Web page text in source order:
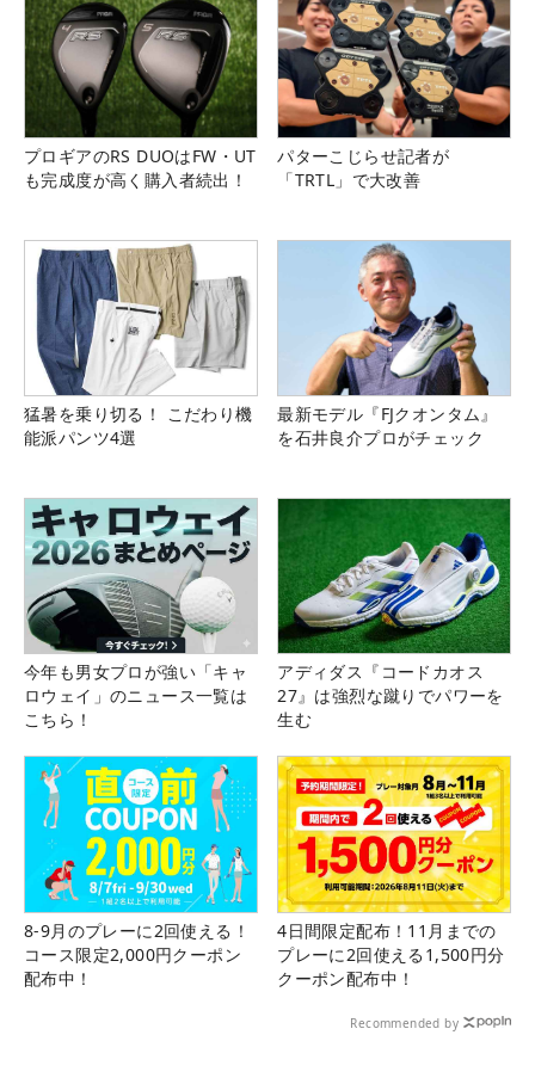
プロギアのRS DUOはFW・UT
も完成度が高く購入者続出！
パターこじらせ記者が
「TRTL」で大改善
猛暑を乗り切る！ こだわり機
能派パンツ4選
最新モデル『FJクオンタム』
を石井良介プロがチェック
今年も男女プロが強い「キャ
ロウェイ」のニュース一覧は
こちら！
アディダス『コードカオス
27』は強烈な蹴りでパワーを
生む
8-9月のプレーに2回使える！
コース限定2,000円クーポン
配布中！
4日間限定配布！11月までの
プレーに2回使える1,500円分
クーポン配布中！
Recommended by